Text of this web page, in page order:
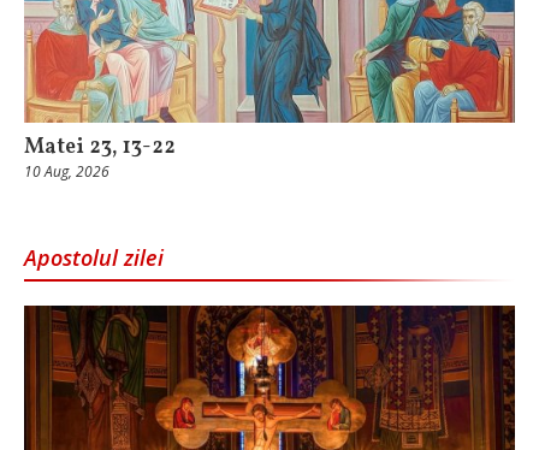
Matei 23, 13-22
10 Aug, 2026
Apostolul zilei